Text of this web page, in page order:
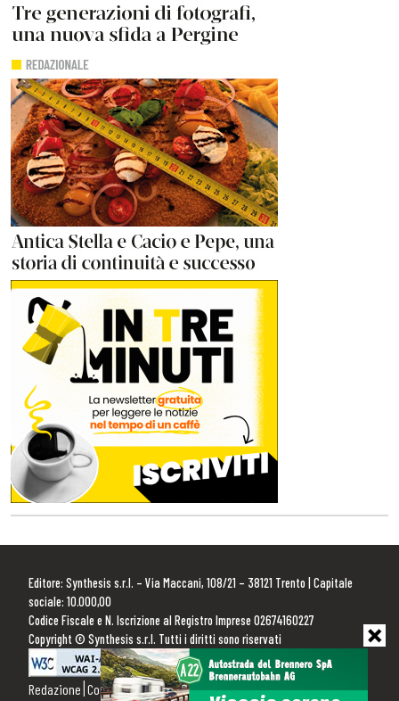
Editore: Synthesis s.r.l. – Via Maccani, 108/21 – 38121 Trento | Capitale
sociale: 10.000,00
Codice Fiscale e N. Iscrizione al Registro Imprese 02674160227
Copyright © Synthesis s.r.l. Tutti i diritti sono riservati
Redazione Contattaci Pubblicità Privacy Policy Cookie Policy